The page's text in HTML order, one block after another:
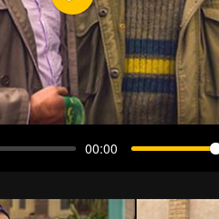
00:00
Play